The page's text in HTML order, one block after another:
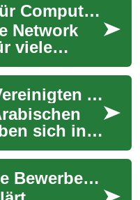
Warum ein VPN für Computer und Internet-Sicherheit wichtig ist
Network
viele
zentraler
Arbeiten in den Vereinigten Arabischen Emiraten
sich in
zu
Ziel für
Wie internationale Bewerber den Einstieg in den amerikanischen Arbeitsmarkt planen